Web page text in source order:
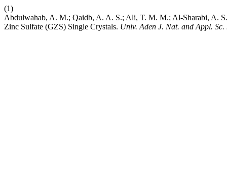
(1)
Abdulwahab, A. M.; Qaidb, A. A. S.; Ali, T. M. M.; Al-Sharabi, A.
Zinc Sulfate (GZS) Single Crystals. Univ. Aden J. Nat. and Appl. Sc.